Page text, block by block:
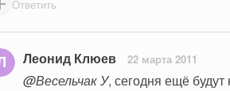
Ответить
Леонид Клюев 22 марта 2011
@Весельчак У, сегодня ещё